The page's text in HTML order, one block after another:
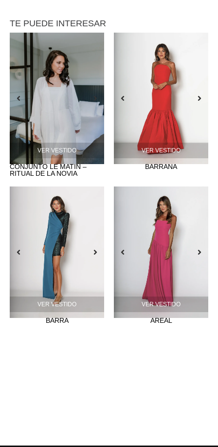
TE PUEDE INTERESAR
VER VESTIDO
CONJUNTO LE MATIN –
RITUAL DE LA NOVIA
VER VESTIDO
BARRAÑA
VER VESTIDO
BARRA
VER VESTIDO
AREAL